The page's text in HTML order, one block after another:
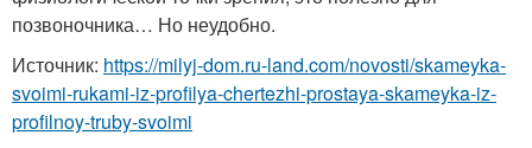
позвоночника… Но неудобно.
Источник: https://milyj-dom.ru-land.com/novosti/skameyka-
svoimi-rukami-iz-profilya-chertezhi-prostaya-skameyka-iz-
profilnoy-truby-svoimi